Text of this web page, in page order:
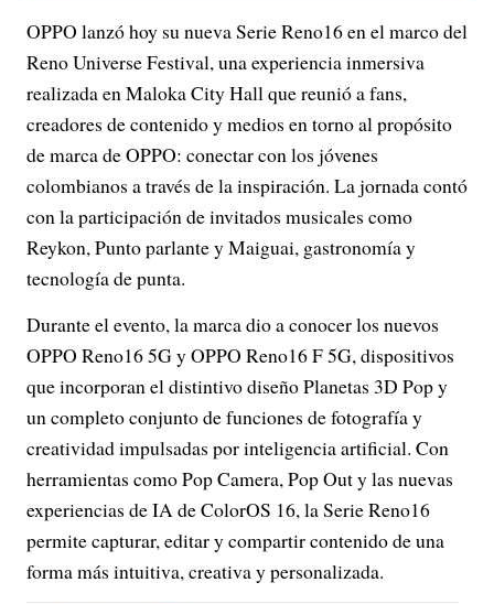
OPPO lanzó hoy su nueva Serie Reno16 en el marco del
Reno Universe Festival, una experiencia inmersiva
realizada en Maloka City Hall que reunió a fans,
creadores de contenido y medios en torno al propósito
de marca de OPPO: conectar con los jóvenes
colombianos a través de la inspiración. La jornada contó
con la participación de invitados musicales como
Reykon, Punto parlante y Maiguai, gastronomía y
tecnología de punta.
Durante el evento, la marca dio a conocer los nuevos
OPPO Reno16 5G y OPPO Reno16 F 5G, dispositivos
que incorporan el distintivo diseño Planetas 3D Pop y
un completo conjunto de funciones de fotografía y
creatividad impulsadas por inteligencia artificial. Con
herramientas como Pop Camera, Pop Out y las nuevas
experiencias de IA de ColorOS 16, la Serie Reno16
permite capturar, editar y compartir contenido de una
forma más intuitiva, creativa y personalizada.